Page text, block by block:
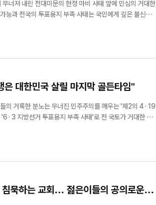
무너져 내린 전대미문의 헌정 마비 사태 앞에 민심의 거대한
과 전국의 투표용지 부족 사태는 국민에게 깊은 불신과
봐야 할 본연의 임무를 망각한 채 진영 논리에 갇혀 권력
대한민국 살릴 마지막 골든타임"
의 거룩한 분노는 무너진 민주주의를 깨우는 '제2의 4·19
이면에 감춰져 있던 추악하고도 조직적인 불법의 징후
묵하는 교회… 젊은이들의 공의로운 외